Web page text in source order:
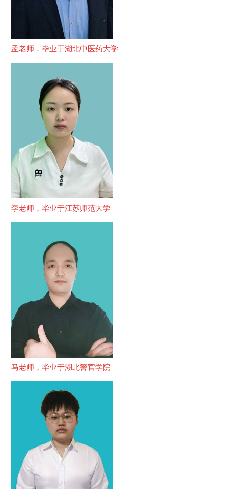
孟老师，毕业于湖北中医药大学
李老师，毕业于江苏师范大学
马老师，毕业于湖北警官学院